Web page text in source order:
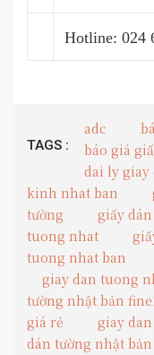
Hotline: 024
TAGS :
adc
báo giá
dai ly giay
kinh nhat ban
tường
giấy
tuong nhat
tuong nhat ban
giay dan tuong
tường nhật bản
giá rẻ
giay
dán tường nhật